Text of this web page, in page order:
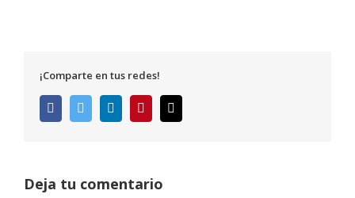
¡Comparte en tus redes!
FacebookTwitter LinkedInPinterest
electrónico
Deja tu comentario